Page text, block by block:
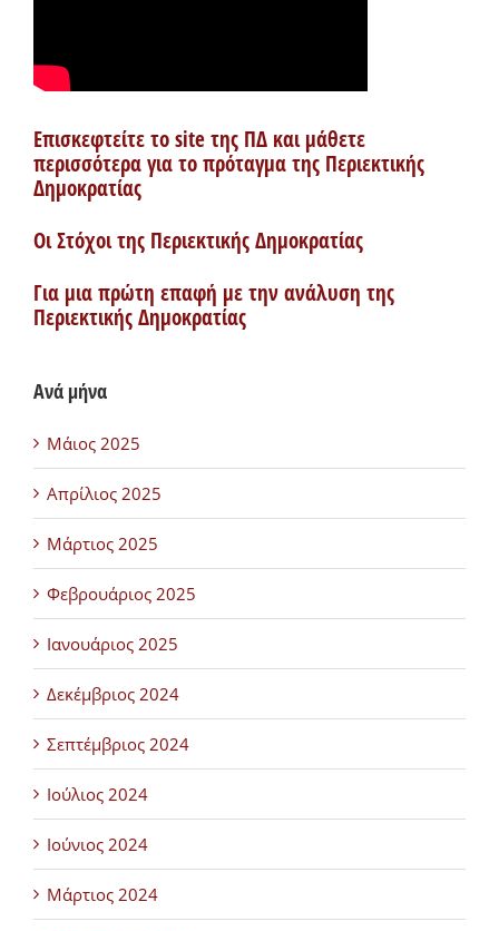
Επισκεφτείτε το site της ΠΔ και μάθετε
περισσότερα για το πρόταγμα της Περιεκτικής
Δημοκρατίας
Οι Στόχοι της Περιεκτικής Δημοκρατίας
Για μια πρώτη επαφή με την ανάλυση της
Περιεκτικής Δημοκρατίας
Ανά μήνα
Μάιος 2025
Απρίλιος 2025
Μάρτιος 2025
Φεβρουάριος 2025
Ιανουάριος 2025
Δεκέμβριος 2024
Σεπτέμβριος 2024
Ιούλιος 2024
Ιούνιος 2024
Μάρτιος 2024